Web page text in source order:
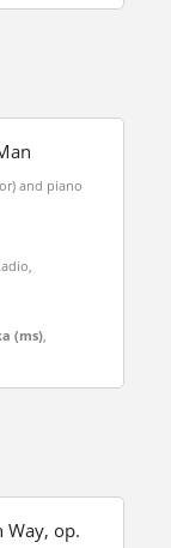
and piano
(ms),
Way, op.